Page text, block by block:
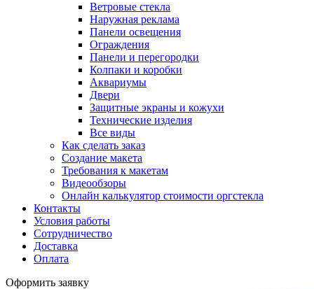
Ветровые стекла
Наружная реклама
Панели освещения
Ограждения
Панели и перегородки
Колпаки и коробки
Аквариумы
Двери
Защитные экраны и кожухи
Технические изделия
Все виды
Как сделать заказ
Создание макета
Требования к макетам
Видеообзоры
Онлайн калькулятор стоимости оргстекла
Контакты
Условия работы
Сотрудничество
Доставка
Оплата
Оформить заявку